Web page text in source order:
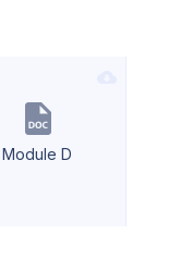
Module D